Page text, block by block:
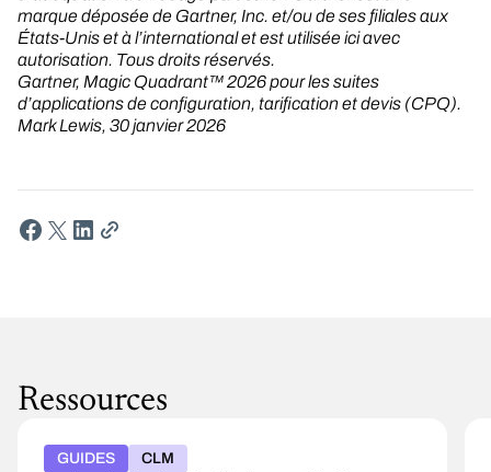
marque déposée de Gartner, Inc. et/ou de ses filiales aux
États-Unis et à l’international et est utilisée ici avec
autorisation. Tous droits réservés.
Gartner, Magic Quadrant™ 2026 pour les suites
d’applications de configuration, tarification et devis (CPQ).
Mark Lewis, 30 janvier 2026
Ressources
GUIDES CLM